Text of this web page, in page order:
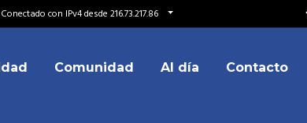
Conectado con IPv4 desde 216.73.217.86
Comunidad Al día Contacto